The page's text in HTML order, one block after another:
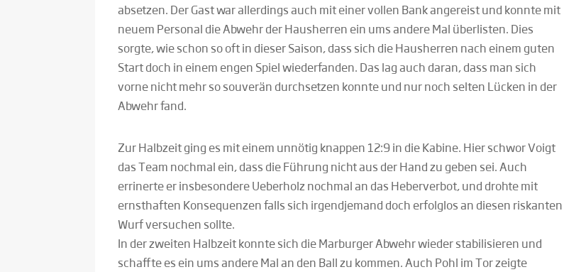
absetzen. Der Gast war allerdings auch mit einer vollen Bank angereist und konnte mit
neuem Personal die Abwehr der Hausherren ein ums andere Mal überlisten. Dies
sorgte, wie schon so oft in dieser Saison, dass sich die Hausherren nach einem guten
Start doch in einem engen Spiel wiederfanden. Das lag auch daran, dass man sich
vorne nicht mehr so souverän durchsetzen konnte und nur noch selten Lücken in der
Abwehr fand.
Zur Halbzeit ging es mit einem unnötig knappen 12:9 in die Kabine. Hier schwor Voigt
das Team nochmal ein, dass die Führung nicht aus der Hand zu geben sei. Auch
errinerte er insbesondere Ueberholz nochmal an das Heberverbot, und drohte mit
ernsthaften Konsequenzen falls sich irgendjemand doch erfolglos an diesen riskanten
Wurf versuchen sollte.
In der zweiten Halbzeit konnte sich die Marburger Abwehr wieder stabilisieren und
schaffte es ein ums andere Mal an den Ball zu kommen. Auch Pohl im Tor zeigte